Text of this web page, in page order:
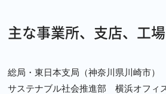
主な事業所、支店、工
総局・東日本支局（神奈川県川崎市）
サステナブル社会推進部 横浜オフィ